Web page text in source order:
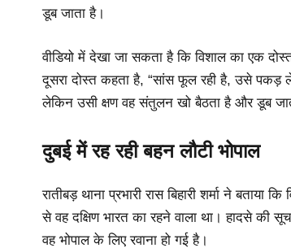
डूब जाता है।
वीडियो में देखा जा सकता है कि विशाल का एक
दूसरा दोस्त कहता है, “सांस फूल रही है, उसे पकड़
लेकिन उसी क्षण वह संतुलन खो बैठता है और डूब
दुबई में रह रही बहन लौटी भोपाल
रातीबड़ थाना प्रभारी रास बिहारी शर्मा ने
से वह दक्षिण भारत का रहने वाला था। हादसे की
वह भोपाल के लिए रवाना हो गई है।